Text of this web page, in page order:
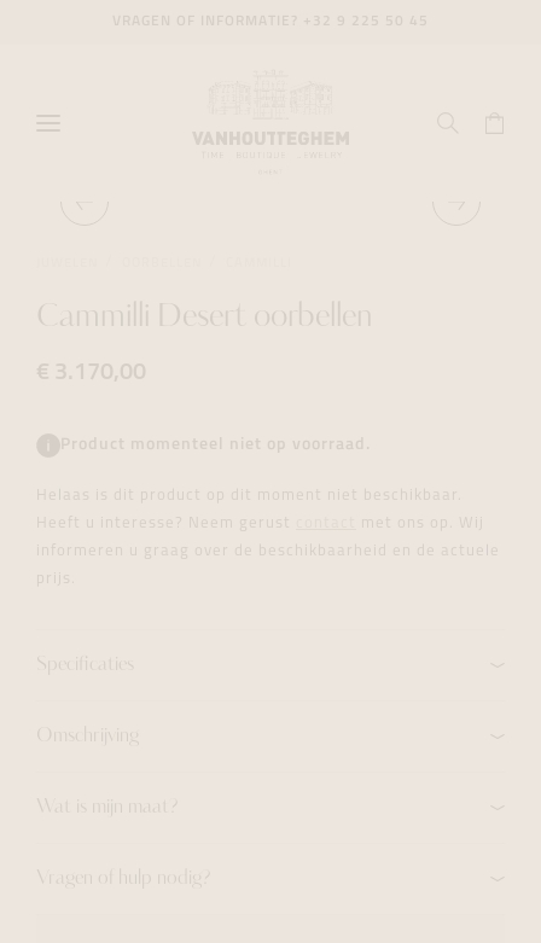
Cammilli Desert oorbellen
€ 3.170,00
Product momenteel niet op voorraad.
Helaas is dit product op dit moment niet beschikbaar.
Heeft u interesse? Neem gerust
met ons op. Wij
informeren u graag over de beschikbaarheid en de actuele
prijs.
Specificaties
Omschrijving
Wat is mijn maat?
Vragen of hulp nodig?